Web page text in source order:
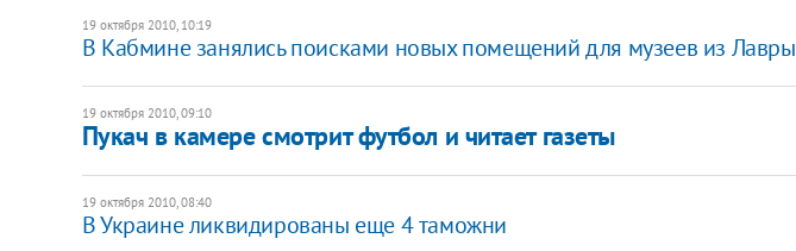
19 октября 2010, 10:19
В Кабмине занялись поисками новых помещений для музеев из Лавры
19 октября 2010, 09:10
Пукач в камере смотрит футбол и читает газеты
19 октября 2010, 08:40
В Украине ликвидированы еще 4 таможни